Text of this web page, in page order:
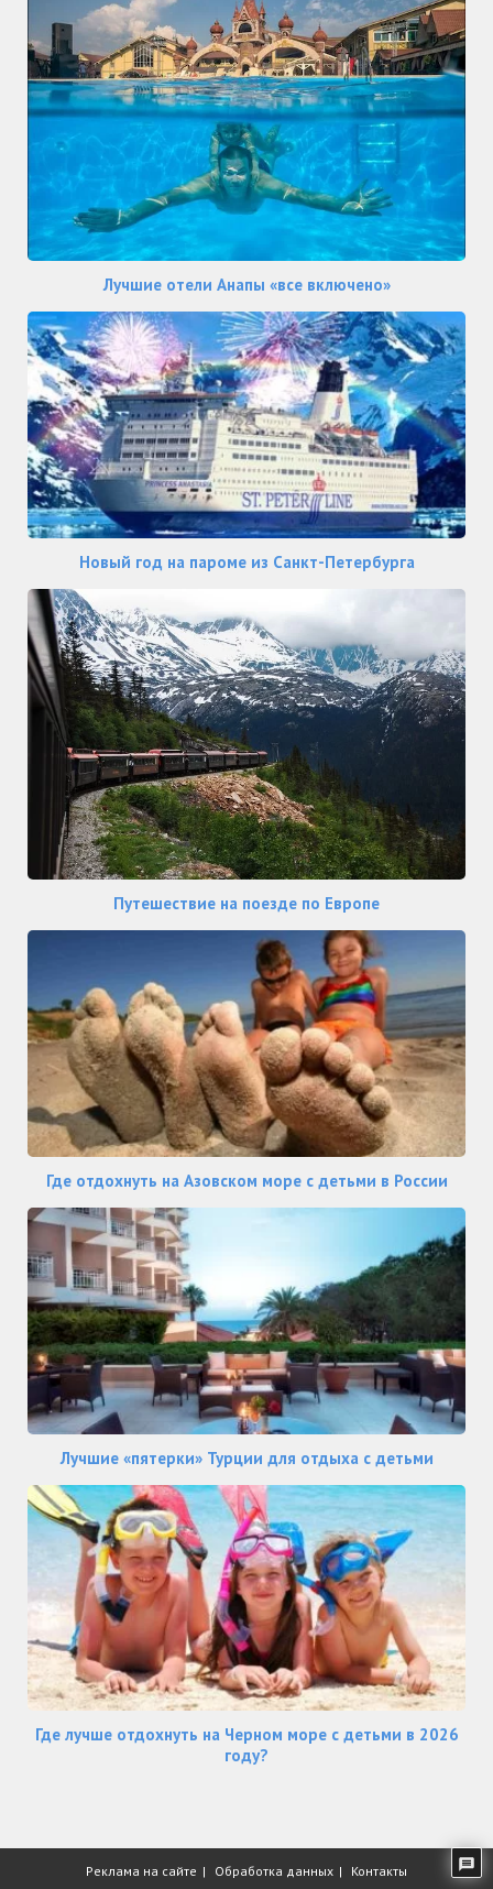
Лучшие отели Анапы «все включено»
Новый год на пароме из Санкт-Петербурга
Путешествие на поезде по Европе
Где отдохнуть на Азовском море с детьми в России
Лучшие «пятерки» Турции для отдыха с детьми
Где лучше отдохнуть на Черном море с детьми в 2026
году?
Реклама на сайте Обработка данных Контакты